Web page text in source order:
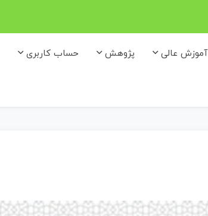
آموزش عالی پژوهش حساب کاربری